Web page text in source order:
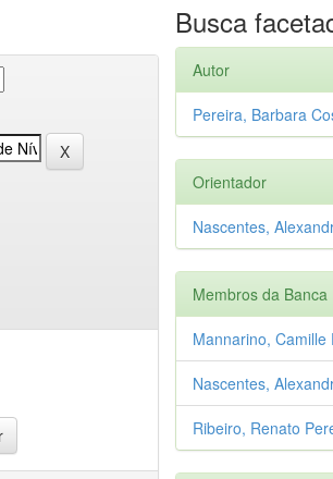
Busca
Autor
Pereira, Barbara
Orientador
Nascentes,
Membros da Banca
Mannarino, Camille
Nascentes,
Ribeiro, Renato